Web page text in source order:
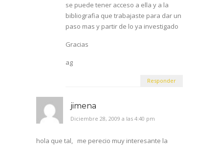
se puede tener acceso a ella y a la
bibliografia que trabajaste para dar un
paso mas y partir de lo ya investigado
Gracias
ag
Responder
jimena
Diciembre 28, 2009 a las 4:40 pm
hola que tal, me perecio muy interesante la